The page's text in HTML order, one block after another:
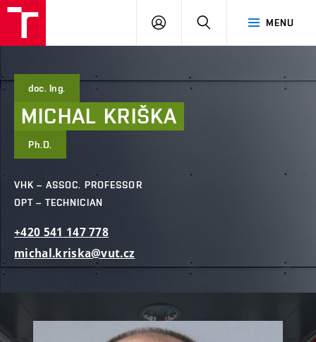
MENU
LOG
doc. Ing.
MICHAL KRIŠKA
Ph.D.
VHK – ASSOC. PROFESSOR
OPT – TECHNICIAN
+420 541 147778
michal.kriska@vut.cz